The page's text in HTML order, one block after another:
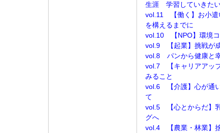
生涯 学習していきた
vol.11 【働く】お小遣
を構えるまでに
vol.10 【NPO】環境コ
vol.9 【起業】挑戦が
vol.8 パンから健康と
vol.7 【キャリアアッ
みること
vol.6 【介護】心が通
て
vol.5 【心とからだ】
グへ
vol.4 【農業・林業】